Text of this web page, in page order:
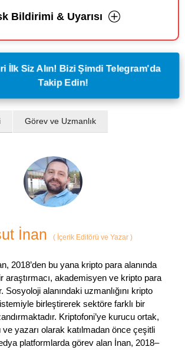
Bildirimi & Uyarısı
İlk Siz Alın! Bizi Şimdi Telegram'da
Takip Edin!
Görev ve Uzmanlık
İnan ( İçerik Editörü ve Yazar )
2018’den bu yana kripto para alanında
araştırmacı, akademisyen ve kripto para
Sosyoloji alanındaki uzmanlığını kripto
birleştirerek sektöre farklı bir
Kriptofoni’ye kurucu ortak,
yazarı olarak katılmadan önce çeşitli
platformlarda görev alan İnan, 2018–